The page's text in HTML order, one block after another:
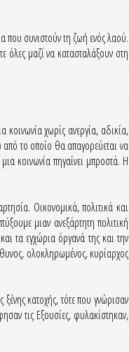
που συνιστούν τη ζωή ενός λαού.
όλες μαζί να κατασταλάξουν στη
χωρίς ανεργία, αδικία,
το οποίο θα απαγορεύεται να
κοινωνία πηγαίνει μπροστά. Η
Οικονομικά, πολιτικά και
μιαν ανεξάρτητη πολιτική
τα εγχώρια όργανά της και την
ολοκληρωμένος, κυρίαρχος
κατοχής, τότε που γνώρισαν
τις Εξουσίες, φυλακίστηκαν,